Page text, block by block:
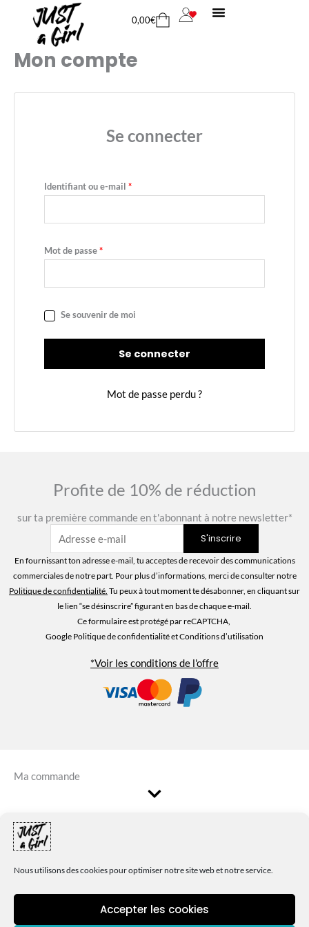
Nous utilisons des cookies pour optimiser notre site web et notre service.
Accepter les cookies
0,00€Cart
Mon compte
Se connecter
Identifiant ou e-mail *
Mot de passe*
Se souvenir de moi
Se connecter
Mot de passe perdu ?
Profite de 10% de réduction
sur ta première commande en t'abonnant à notre newsletter*
En fournissant ton adresse e-mail, tu acceptes de recevoir des communications
commerciales de notre part. Pour plus d’informations, merci de consulter notre
Politique de confidentialité. Tu peux à tout moment te désabonner, en cliquant sur
le lien “se désinscrire” figurant en bas de chaque e-mail.
Ce formulaire est protégé par reCAPTCHA,
Google Politique de confidentialitéet Conditions d’utilisation
*Voir les conditions de l'offre
Ma commande
En savoir plus